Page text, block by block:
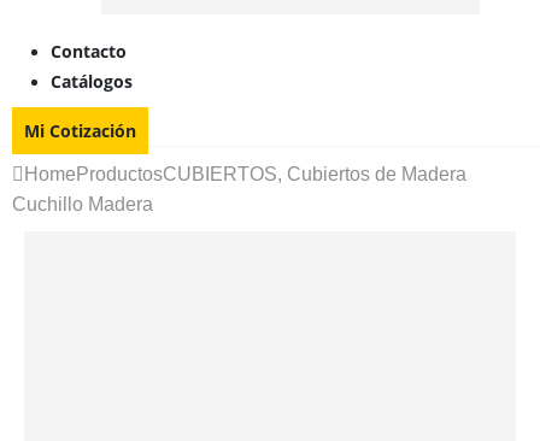
Contacto
Catálogos
Mi Cotización
Home ProductosCUBIERTOS, Cubiertos de Madera
Cuchillo Madera